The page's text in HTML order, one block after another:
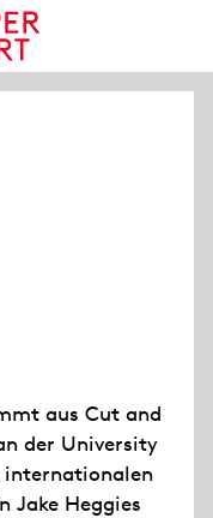
aus Cut and
der University
internationalen
Jake Heggies